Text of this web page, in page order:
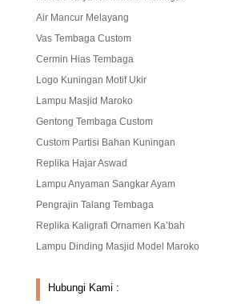
Air Mancur Melayang
Vas Tembaga Custom
Cermin Hias Tembaga
Logo Kuningan Motif Ukir
Lampu Masjid Maroko
Gentong Tembaga Custom
Custom Partisi Bahan Kuningan
Replika Hajar Aswad
Lampu Anyaman Sangkar Ayam
Pengrajin Talang Tembaga
Replika Kaligrafi Ornamen Ka’bah
Lampu Dinding Masjid Model Maroko
Hubungi Kami :